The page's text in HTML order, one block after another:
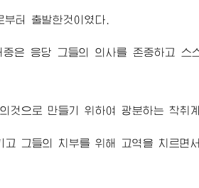
터 출발한것이였다.
은 응당 그들의 의사를 존중하고 스
것으로 만들기 위하여 광분하는 착취
그들의 치부를 위해 고역을 치르면